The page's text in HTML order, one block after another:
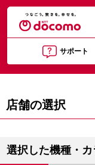
サポート
店舗の選択
選択した機種・カ